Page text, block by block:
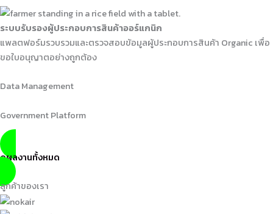
ระบบรับรองผู้ประกอบการสินค้าออร์แกนิก
แพลตฟอร์มรวบรวมและตรวจสอบข้อมูลผู้ประกอบการสินค้า Organic เพื่อ
ขอใบอนุญาตอย่างถูกต้อง
Data Management
Government Platform
ดูผลงานทั้งหมด
ลูกค้าของเรา